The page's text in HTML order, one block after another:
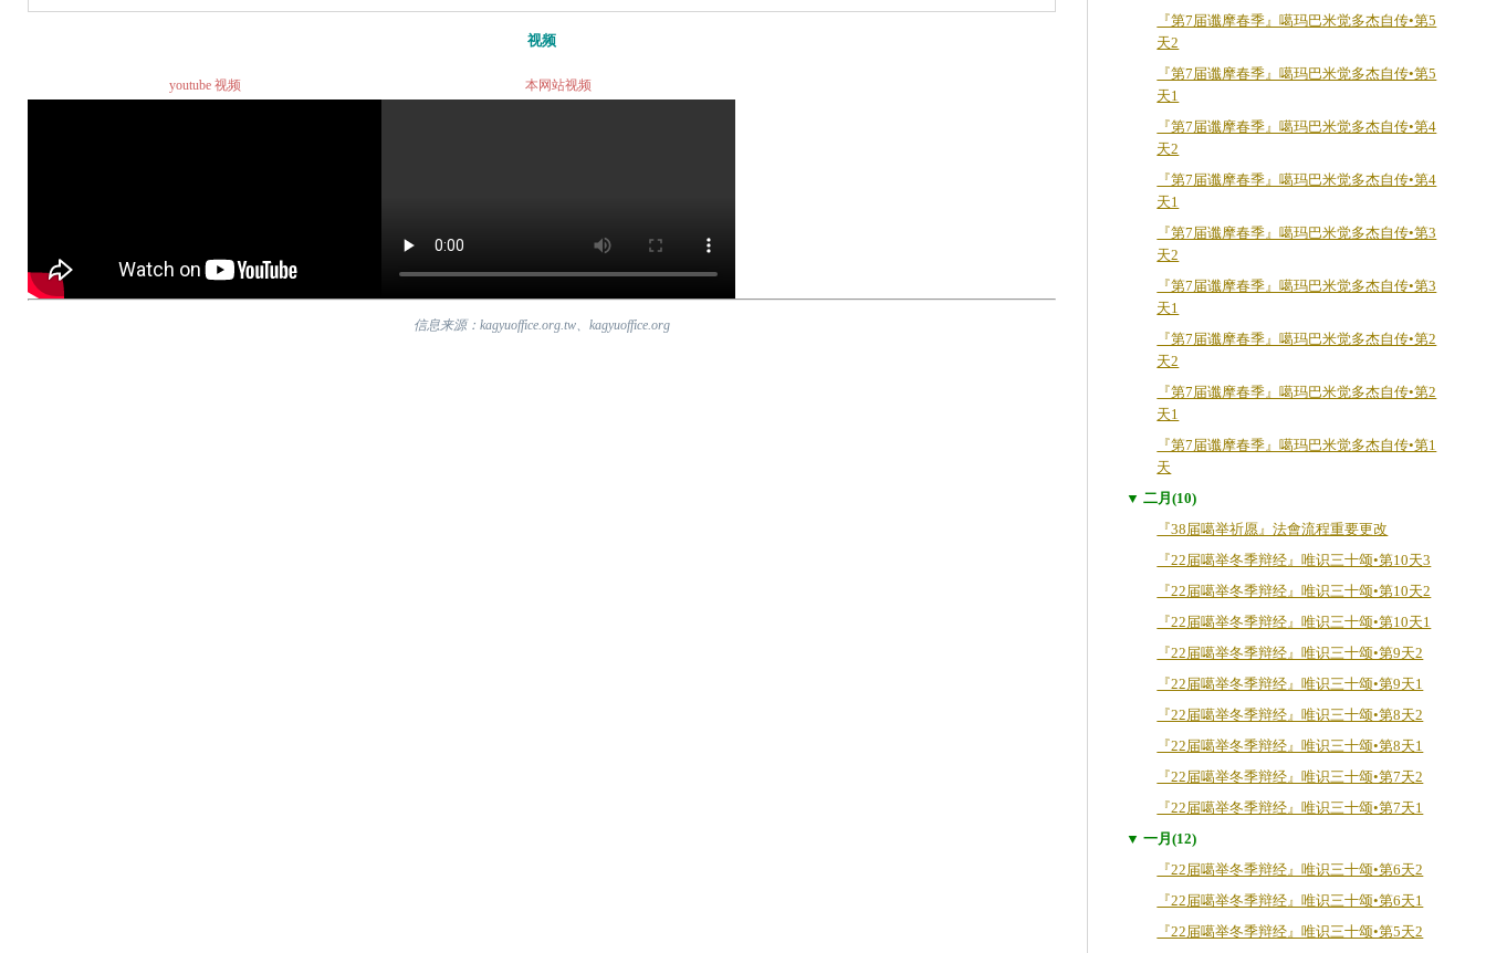
『第7届谶摩春季』噶玛巴米觉多杰自传•第5
天2
『第7届谶摩春季』噶玛巴米觉多杰自传•第5
天1
『第7届谶摩春季』噶玛巴米觉多杰自传•第4
天2
『第7届谶摩春季』噶玛巴米觉多杰自传•第4
天1
『第7届谶摩春季』噶玛巴米觉多杰自传•第3
天2
『第7届谶摩春季』噶玛巴米觉多杰自传•第3
天1
『第7届谶摩春季』噶玛巴米觉多杰自传•第2
天2
『第7届谶摩春季』噶玛巴米觉多杰自传•第2
天1
『第7届谶摩春季』噶玛巴米觉多杰自传•第1
天
▼ 二月(10)
『38届噶举祈愿』法會流程重要更改
『22届噶举冬季辩经』唯识三十颂•第10天3
『22届噶举冬季辩经』唯识三十颂•第10天2
『22届噶举冬季辩经』唯识三十颂•第10天1
『22届噶举冬季辩经』唯识三十颂•第9天2
『22届噶举冬季辩经』唯识三十颂•第9天1
『22届噶举冬季辩经』唯识三十颂•第8天2
『22届噶举冬季辩经』唯识三十颂•第8天1
『22届噶举冬季辩经』唯识三十颂•第7天2
『22届噶举冬季辩经』唯识三十颂•第7天1
▼ 一月(12)
『22届噶举冬季辩经』唯识三十颂•第6天2
『22届噶举冬季辩经』唯识三十颂•第6天1
『22届噶举冬季辩经』唯识三十颂•第5天2
视频
youtube 视频 本网站视频
信息来源：kagyuoffice.org.tw、kagyuoffice.org